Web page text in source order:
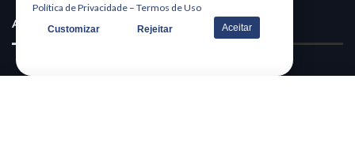
ASSINE A NOSSA NEWSLETTER!
Política de Privacidade – Termos de Uso
Customizar Rejeitar Aceitar